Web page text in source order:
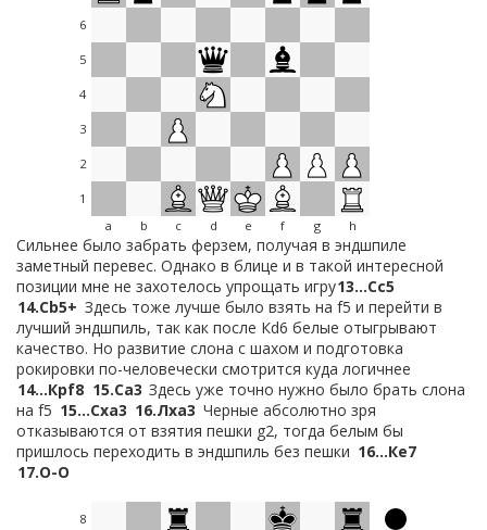
6
5
4
3
2
1
a
b c d e f g h
Сильнее было забрать ферзем, получая в эндшпиле
заметный перевес. Однако в блице и в такой интересной
позиции мне не захотелось упрощать игру13…Сc5
14.Сb5+ Здесь тоже лучше было взять на f5 и перейти в
лучший эндшпиль, так как после Кd6 белые отыгрывают
качество. Но развитие слона с шахом и подготовка
рокировки по-человечески смотрится куда логичнее
14…Крf8 15.Сa3 Здесь уже точно нужно было брать слона
на f5 15…Сxa3 16.Лxa3 Черные абсолютно зря
отказываются от взятия пешки g2, тогда белым бы
пришлось переходить в эндшпиль без пешки 16…Кe7
17.O-O
8